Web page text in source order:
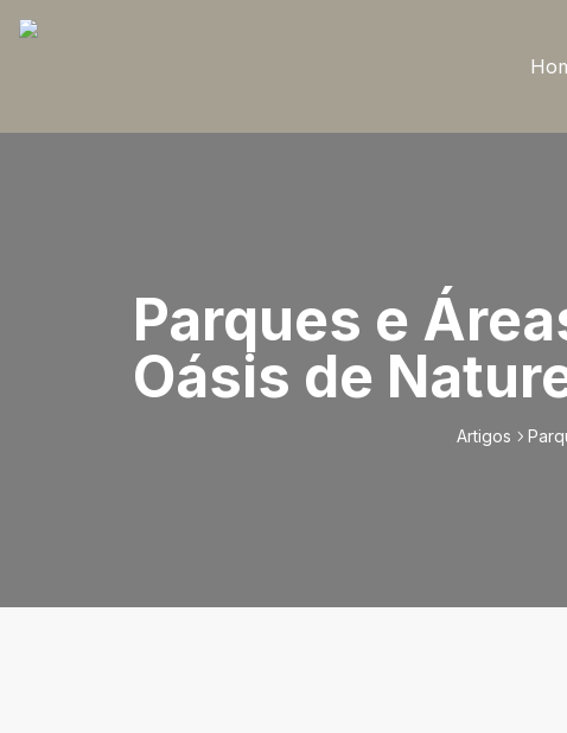
Parques e
Oásis de
Artigos